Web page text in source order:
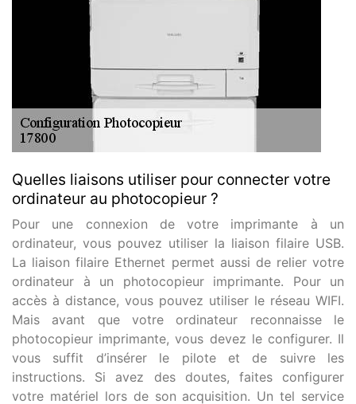
Quelles liaisons utiliser pour connecter votre
ordinateur au photocopieur ?
Pour une connexion de votre imprimante à un
ordinateur, vous pouvez utiliser la liaison filaire USB.
La liaison filaire Ethernet permet aussi de relier votre
ordinateur à un photocopieur imprimante. Pour un
accès à distance, vous pouvez utiliser le réseau WIFI.
Mais avant que votre ordinateur reconnaisse le
photocopieur imprimante, vous devez le configurer. Il
vous suffit d’insérer le pilote et de suivre les
instructions. Si avez des doutes, faites configurer
votre matériel lors de son acquisition. Un tel service